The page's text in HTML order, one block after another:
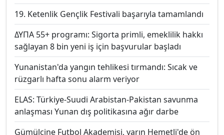
19. Ketenlik Gençlik Festivali başarıyla tamamlandı
ΔΥΠΑ 55+ programı: Sigorta primli, emeklilik hakkı
sağlayan 8 bin yeni iş için başvurular başladı
Yunanistan'da yangın tehlikesi tırmandı: Sıcak ve
rüzgarlı hafta sonu alarm veriyor
ELAS: Türkiye-Suudi Arabistan-Pakistan savunma
anlaşması Yunan dış politikasına ağır darbe
Gümülcine Futbol Akademisi, yarın Hemetli'de ön